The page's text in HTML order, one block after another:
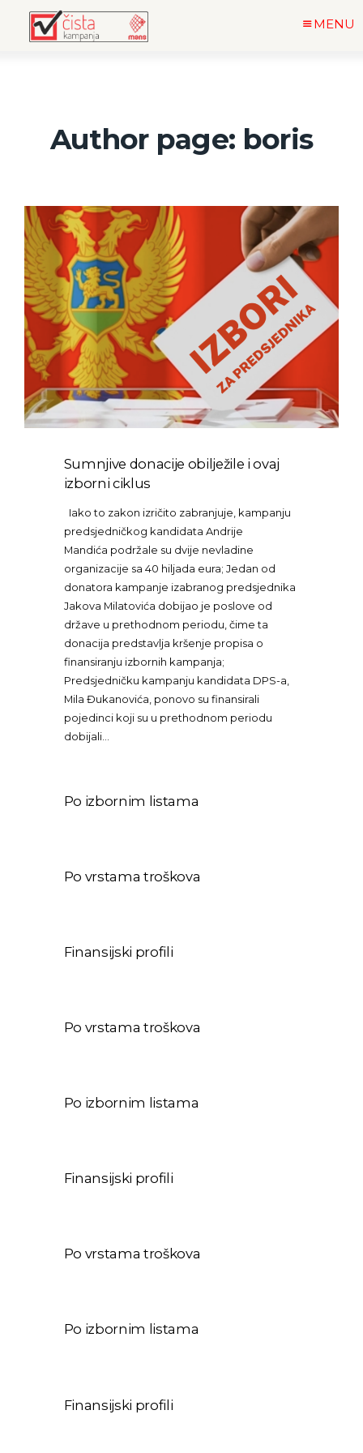
MENU
Author page: boris
Sumnjive donacije obilježile i ovaj
izborni ciklus
Iako to zakon izričito zabranjuje, kampanju
predsjedničkog kandidata Andrije
Mandića podržale su dvije nevladine
organizacije sa 40 hiljada eura; Jedan od
donatora kampanje izabranog predsjednika
Jakova Milatovića dobijao je poslove od
države u prethodnom periodu, čime ta
donacija predstavlja kršenje propisa o
finansiranju izbornih kampanja;
Predsjedničku kampanju kandidata DPS-a,
Mila Đukanovića, ponovo su finansirali
pojedinci koji su u prethodnom periodu
dobijali…
Po izbornim listama
Po vrstama troškova
Finansijski profili
Po vrstama troškova
Po izbornim listama
Finansijski profili
Po vrstama troškova
Po izbornim listama
Finansijski profili